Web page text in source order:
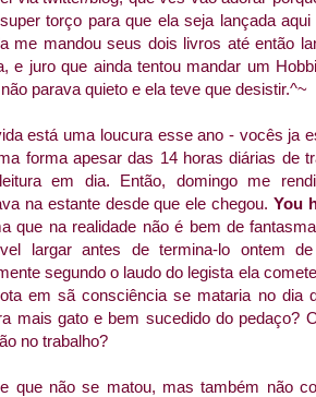
torço para que ela seja lançada
me mandou seus dois livros até então
e juro que ainda tentou mandar um
parava quieto e ela teve que desistir.^~
está uma loucura esse ano - vocês ja
forma apesar das 14 horas diárias de
em dia. Então, domingo me
na estante desde que ele chegou.You
que na realidade não é bem de
largar antes de termina-lo ontem
segundo o laudo do legista ela
em sã consciência se mataria no dia
mais gato e bem sucedido do pedaço?
no trabalho?
que não se matou, mas também não